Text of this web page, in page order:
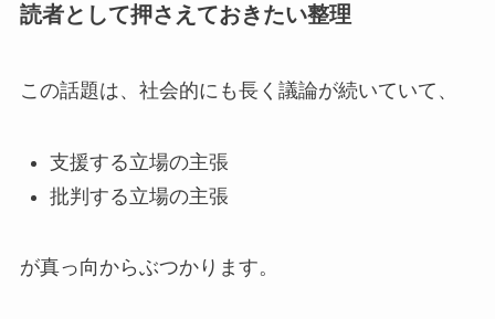
読者として押さえておきたい整理
この話題は、社会的にも長く議論が続いていて、
支援する立場の主張
批判する立場の主張
が真っ向からぶつかります。